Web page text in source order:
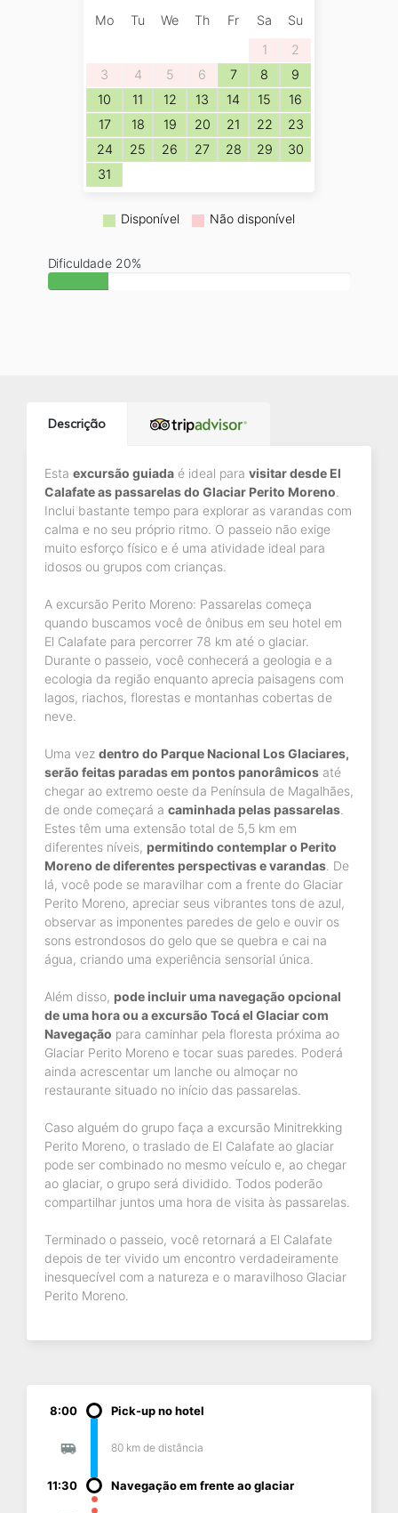
Mo Tu We Th Fr Sa
Su
1
2
3
4 5 6 7 8
9
10
11 12 13 14 15
16
17
18 19 20 21 22
23
24
25 26 27 28 29
30
31
Disponível Não disponível
Dificuldade 20%
Descrição
Esta excursão guiada é ideal para visitar desde El
Calafate as passarelas do Glaciar Perito Moreno
Inclui bastante tempo para explorar as varandas com
calma e no seu próprio ritmo. O passeio não exige
muito esforço físico e é uma atividade ideal para
idosos ou grupos com crianças.
A excursão Perito Moreno: Passarelas começa
quando buscamos você de ônibus em seu hotel em
El Calafate para percorrer 78 km até o glaciar.
Durante o passeio, você conhecerá a geologia e a
ecologia da região enquanto aprecia paisagens com
lagos, riachos, florestas e montanhas cobertas de
neve.
Uma vez dentro do Parque Nacional Los Glaciares,
serão feitas paradas em pontos panorâmicos até
chegar ao extremo oeste da Península de Magalhães,
de onde começará a caminhada pelas passarelas
Estes têm uma extensão total de 5,5 km em
diferentes níveis, permitindo contemplar o Perito
Moreno de diferentes perspectivas e varandas . De
lá, você pode se maravilhar com a frente do Glaciar
Perito Moreno, apreciar seus vibrantes tons de azul,
observar as imponentes paredes de gelo e ouvir os
sons estrondosos do gelo que se quebra e cai na
água, criando uma experiência sensorial única.
Além disso, pode incluir uma navegação opcional
de uma hora ou a excursão Tocá el Glaciar com
Navegação para caminhar pela floresta próxima ao
Glaciar Perito Moreno e tocar suas paredes. Poderá
ainda acrescentar um lanche ou almoçar no
restaurante situado no início das passarelas.
Caso alguém do grupo faça a excursão Minitrekking
Perito Moreno, o traslado de El Calafate ao glaciar
pode ser combinado no mesmo veículo e, ao chegar
ao glaciar, o grupo será dividido. Todos poderão
compartilhar juntos uma hora de visita às passarelas.
Terminado o passeio, você retornará a El Calafate
depois de ter vivido um encontro verdadeiramente
inesquecível com a natureza e o maravilhoso Glaciar
Perito Moreno.
8:00 Pick-up no hotel
80 km de distância
11:30 Navegação em frente ao glaciar